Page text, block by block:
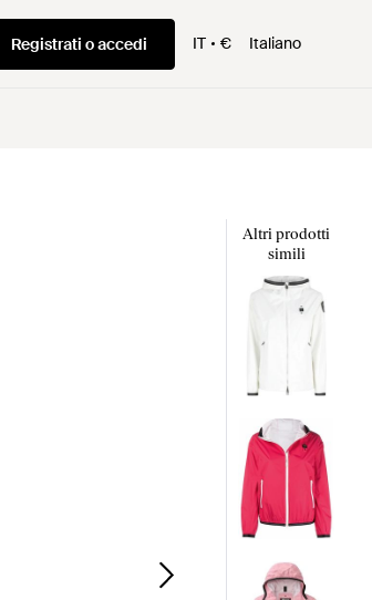
Registrati o accedi IT € Italiano
Altri prodotti
simili